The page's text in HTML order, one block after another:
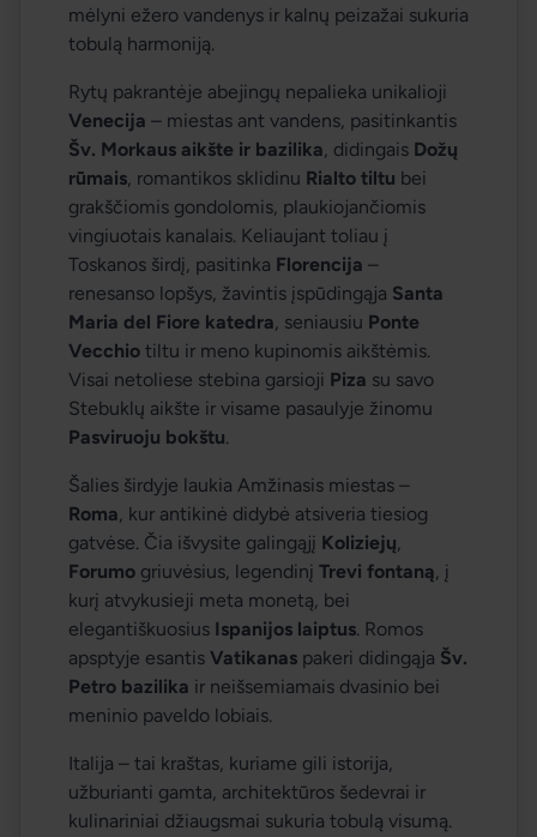
mėlyni ežero vandenys ir kalnų peizažai sukuria
tobulą harmoniją.
Venecija
Šv. Morkaus aikšte ir bazilika, didingais Dožų
rūmais, romantikos sklidinu Rialto tiltu bei
grakščiomis gondolomis, plaukiojančiomis
vingiuotais kanalais. Keliaujant toliau į
Toskanos širdį, pasitinka Florencija –
renesanso lopšys, žavintis įspūdingąja Santa
Maria del Fiore katedra, seniausiu Ponte
Vecchio tiltu ir meno kupinomis aikštėmis.
Visai netoliese stebina garsioji Piza su savo
Pasviruoju bokštu.
Roma, kur antikinė didybė atsiveria tiesiog
gatvėse. Čia išvysite galingąjį Koliziejų
Forumo griuvėsius, legendinį Trevi fontaną, į
kurį atvykusieji meta monetą, bei
elegantiškuosius Ispanijos laiptus. Romos
apsptyje esantis Vatikanas pakeri didingąja Šv.
Petro bazilika ir neišsemiamais dvasinio bei
meninio paveldo lobiais.
Italija – tai kraštas, kuriame gili istorija,
užburianti gamta, architektūros šedevrai ir
kulinariniai džiaugsmai sukuria tobulą visumą.